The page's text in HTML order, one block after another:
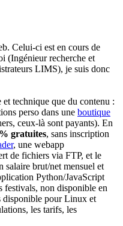
Celui-ci est en cours de
(Ingénieur recherche et
LIMS), je suis donc
technique que du contenu :
perso dans une boutique
ceux-là sont payants). En
gratuites, sans inscription
, une webapp
de fichiers via FTP, et le
salaire brut/net mensuel et
Python/JavaScript
festivals, non disponible en
disponible pour Linux et
les tarifs, les